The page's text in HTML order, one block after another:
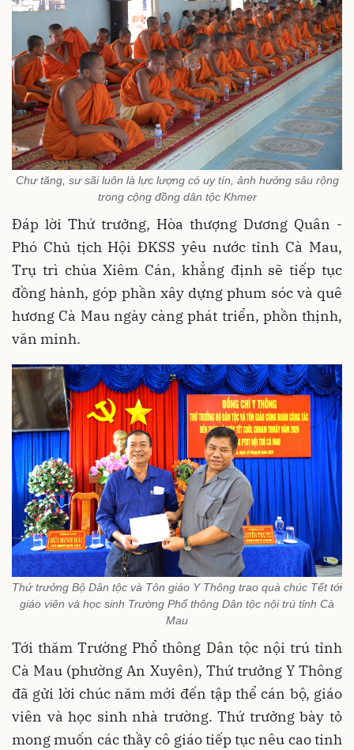
Chư tăng, sư sãi luôn là lực lượng có uy tín, ảnh hưởng sâu rộng
trong cộng đồng dân tộc Khmer
Đáp lời Thứ trưởng, Hòa thượng Dương Quân -
Phó Chủ tịch Hội ĐKSS yêu nước tỉnh Cà Mau,
Trụ trì chùa Xiêm Cán, khẳng định sẽ tiếp tục
đồng hành, góp phần xây dựng phum sóc và quê
hương Cà Mau ngày càng phát triển, phồn thịnh,
văn minh.
Thứ trưởng Bộ Dân tộc và Tôn giáo Y Thông trao quà chúc Tết tới
giáo viên và học sinh Trường Phổ thông Dân tộc nội trú tỉnh Cà
Mau
Tới thăm Trường Phổ thông Dân tộc nội trú tỉnh
Cà Mau (phường An Xuyên), Thứ trưởng Y Thông
đã gửi lời chúc năm mới đến tập thể cán bộ, giáo
viên và học sinh nhà trường. Thứ trưởng bày tỏ
mong muốn các thầy cô giáo tiếp tục nêu cao tinh